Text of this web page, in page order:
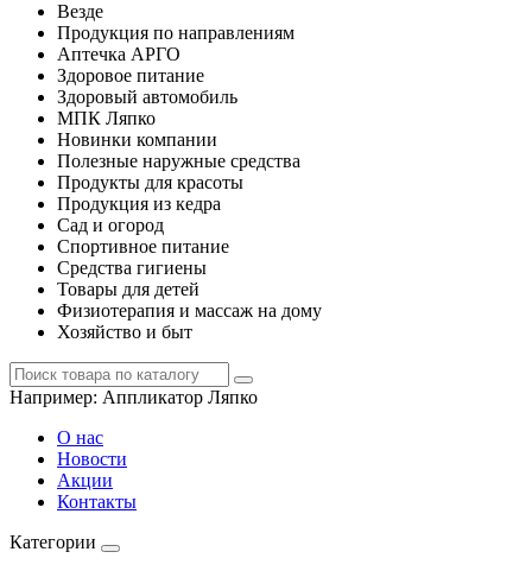
Везде
Продукция по направлениям
Аптечка АРГО
Здоровое питание
Здоровый автомобиль
МПК Ляпко
Новинки компании
Полезные наружные средства
Продукты для красоты
Продукция из кедра
Сад и огород
Спортивное питание
Средства гигиены
Товары для детей
Физиотерапия и массаж на дому
Хозяйство и быт
Например: Аппликатор Ляпко
О нас
Новости
Акции
Контакты
Категории